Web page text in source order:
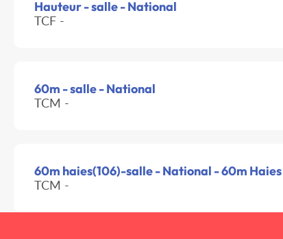
Hauteur - salle - National
TCF -
60m - salle - National
TCM -
60m haies(106)-salle - National - 60m
TCM -